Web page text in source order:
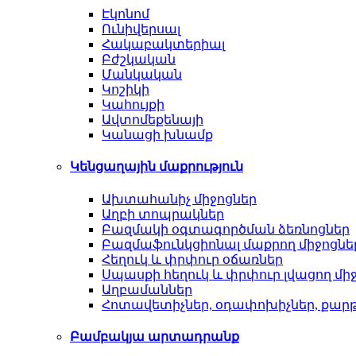
Էկոնոմ
Ունիվերսալ
Հակաբակտերիալ
Բժշկական
Մանկական
Կոշիկի
Կահույքի
Ավտոմեքենայի
Կանացի խնամք
Կենցաղային մաքրություն
Ախտահանիչ միջոցներ
Աղբի տոպրակներ
Բազմակի օգտագործման ձեռնոցներ
Բազմաֆունկցիոնալ մաքրող
Հեղուկ և փրփուր օճառներ
Սպասքի հեղուկ և փրփուր լվացող
Աղբամաններ
Հոտավետիչներ, օդափոխիչներ,
Բամբակյա արտադրանք